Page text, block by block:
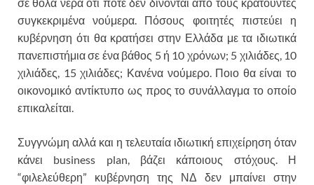
συγκεκριμένα νούμερα. Πόσους φοιτητές πιστεύει η
κυβέρνηση ότι θα κρατήσει στην Ελλάδα με τα ιδιωτικά
πανεπιστήμια σε ένα βάθος 5 ή 10 χρόνων; 5 χιλιάδες, 10
χιλιάδες, 15 χιλιάδες; Κανένα νούμερο. Ποιο θα είναι το
οικονομικό αντίκτυπο ως προς το συνάλλαγμα το οποίο
επικαλείται.
Συγγνώμη αλλά και η τελευταία ιδιωτική επιχείρηση όταν
κάνει business plan, βάζει κάποιους στόχους. Η
“φιλελεύθερη” κυβέρνηση της ΝΔ δεν μπαίνει στην